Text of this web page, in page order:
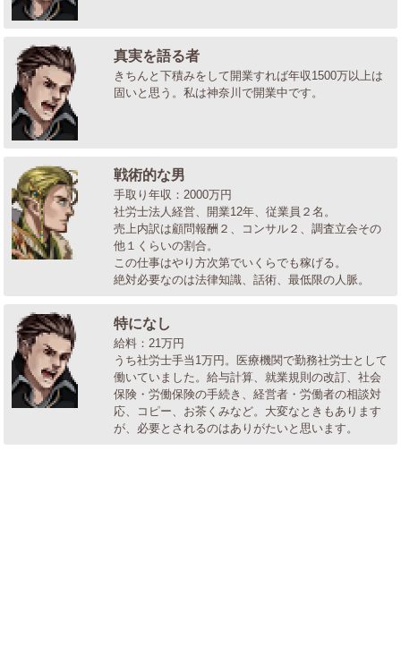
真実を語る者
きちんと下積みをして開業すれば年収1500万以上は
固いと思う。私は神奈川で開業中です。
戦術的な男
手取り年収：2000万円
社労士法人経営、開業12年、従業員２名。
売上内訳は顧問報酬２、コンサル２、調査立会その
他１くらいの割合。
この仕事はやり方次第でいくらでも稼げる。
絶対必要なのは法律知識、話術、最低限の人脈。
特になし
給料：21万円
うち社労士手当1万円。医療機関で勤務社労士として
働いていました。給与計算、就業規則の改訂、社会
保険・労働保険の手続き、経営者・労働者の相談対
応、コピー、お茶くみなど。大変なときもあります
が、必要とされるのはありがたいと思います。